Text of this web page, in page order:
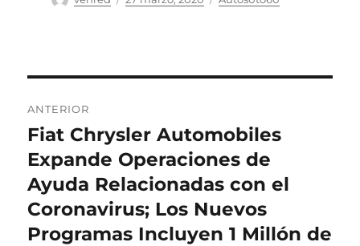
de
entradas
ANTERIOR
Entrada
anterior:
Fiat Chrysler Automobiles
Expande Operaciones de
Ayuda Relacionadas con el
Coronavirus; Los Nuevos
Programas Incluyen 1 Millón de